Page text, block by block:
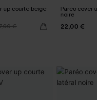
up courte beige
€
Paréo cover
noire
22,00 €